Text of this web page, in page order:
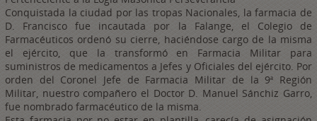
Conquistada la ciudad por las tropas Nacionales, la farmacia de
D. Francisco fue incautada por la Falange, el Colegio de
Farmacéuticos ordenó su cierre, haciéndose cargo de la misma
el ejército, que la transformó en Farmacia Militar para
suministros de medicamentos a Jefes y Oficiales del ejército. Por
orden del Coronel Jefe de Farmacia Militar de la 9ª Región
Militar, nuestro compañero el Doctor D. Manuel Sánchiz Garro,
fue nombrado farmacéutico de la misma.